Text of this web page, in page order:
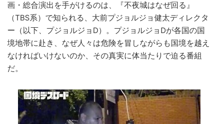
画・総合演出を手がけるのは、『不夜城はなぜ回る』
（TBS系）で知られる、大前プジョルジョ健太ディレクタ
ー（以下、プジョルジョD）。プジョルジョDが各国の国
境地帯に赴き、なぜ人々は危険を冒しながらも国境を越え
なければいけないのか、その真実に体当たりで迫る番組
だ。